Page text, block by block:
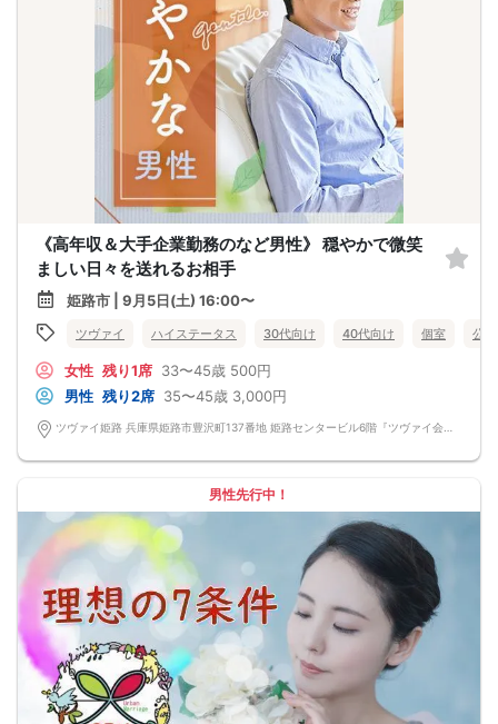
《高年収＆大手企業勤務のなど男性》 穏やかで微笑
ましい日々を送れるお相手
姫路市 | 9月5日(土) 16:00〜
ツヴァイ ハイステータス 30代向け 40代向け 個室 公
女性 残り1席 33〜45歳 500円
男性 残り2席 35〜45歳 3,000円
男性先行中！